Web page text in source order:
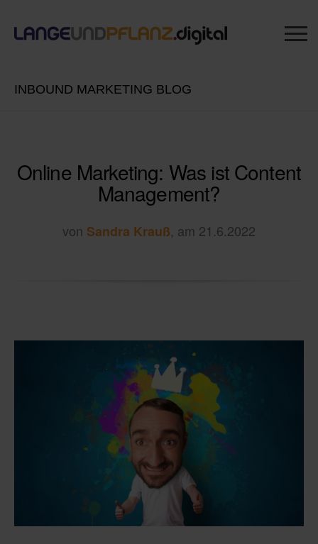
INBOUND MARKETING BLOG
Online Marketing: Was ist Content
Management?
von Sandra Krauß, am 21.6.2022